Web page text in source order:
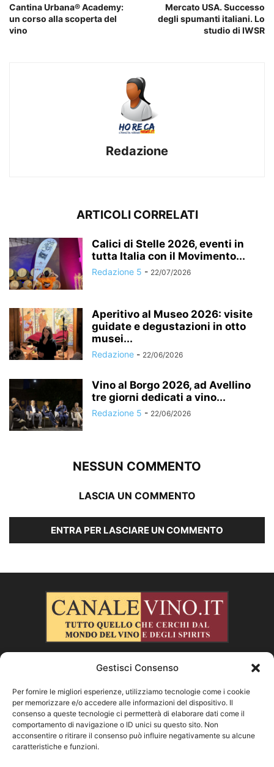
Cantina Urbana® Academy:
un corso alla scoperta del
vino
Mercato USA. Successo
degli spumanti italiani. Lo
studio di IWSR
Redazione
ARTICOLI CORRELATI
Calici di Stelle 2026, eventi in
tutta Italia con il Movimento...
Redazione 5 - 22/07/2026
Aperitivo al Museo 2026: visite
guidate e degustazioni in otto
musei...
Redazione - 22/06/2026
Vino al Borgo 2026, ad Avellino
tre giorni dedicati a vino...
Redazione 5 - 22/06/2026
NESSUN COMMENTO
LASCIA UN COMMENTO
ENTRA PER LASCIARE UN COMMENTO
CHI SIAMO
SEGUICI
Facebook
Gestisci Consenso
Per fornire le migliori esperienze, utilizziamo tecnologie come i cookie
per memorizzare e/o accedere alle informazioni del dispositivo. Il
consenso a queste tecnologie ci permetterà di elaborare dati come il
comportamento di navigazione o ID unici su questo sito. Non
acconsentire o ritirare il consenso può influire negativamente su alcune
caratteristiche e funzioni.